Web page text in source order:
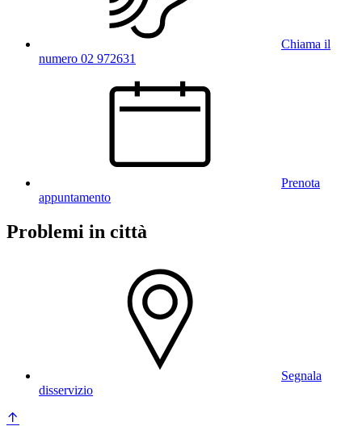
Chiama il
numero 02 972631
Prenota
appuntamento
Problemi in città
Segnala
disservizio